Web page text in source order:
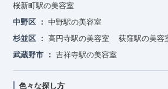
桜新町駅の美容室
中野区
中野駅の美容室
杉並区
高円寺駅の美容室
荻窪駅の美容
武蔵野市
吉祥寺駅の美容室
色々な探し方